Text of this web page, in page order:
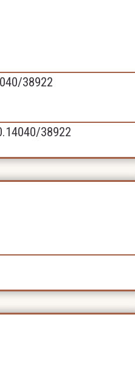
38922
38922